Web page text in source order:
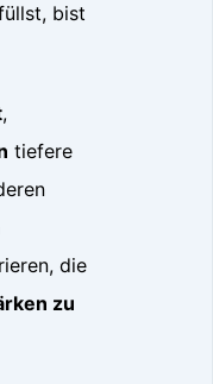
bist
,
tiefere
die
zu